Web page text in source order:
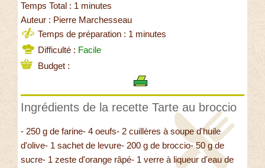
Temps Total : 1 minutes
Auteur : Pierre Marchesseau
Temps de préparation : 1 minutes
Difficulté : Facile
Budget :
Ingrédients de la recette Tarte au broccio
- 250 g de farine- 4 oeufs- 2 cuillères à soupe d'huile
d'olive- 1 sachet de levure- 200 g de broccio- 50 g de
sucre- 1 zeste d'orange râpé- 1 verre à liqueur d'eau de